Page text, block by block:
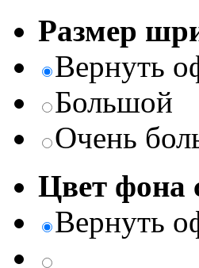
Размер
Вернуть
Большой
Очень
Цвет фона
Вернуть